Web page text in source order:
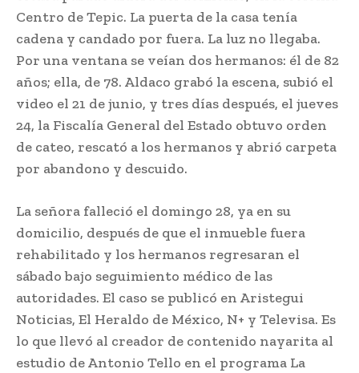
Centro de Tepic. La puerta de la casa tenía
cadena y candado por fuera. La luz no llegaba.
Por una ventana se veían dos hermanos: él de 82
años; ella, de 78. Aldaco grabó la escena, subió el
video el 21 de junio, y tres días después, el jueves
24, la Fiscalía General del Estado obtuvo orden
de cateo, rescató a los hermanos y abrió carpeta
por abandono y descuido.
La señora falleció el domingo 28, ya en su
domicilio, después de que el inmueble fuera
rehabilitado y los hermanos regresaran el
sábado bajo seguimiento médico de las
autoridades. El caso se publicó en Aristegui
Noticias, El Heraldo de México, N+ y Televisa. Es
lo que llevó al creador de contenido nayarita al
estudio de Antonio Tello en el programa La